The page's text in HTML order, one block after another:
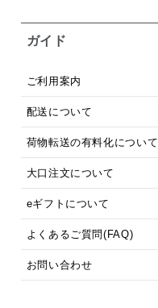
ガイド
ご利用案内
配送について
荷物転送の有料化について
大口注文について
eギフトについて
よくあるご質問(FAQ)
お問い合わせ